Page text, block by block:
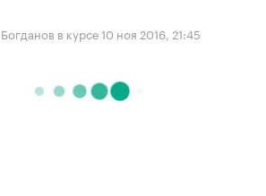
Богданов в курсе10 ноя 2016, 21:45